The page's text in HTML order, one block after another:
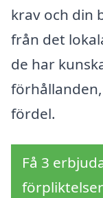
krav och din
från det
de har
fördel.
Få 3
förpliktelser